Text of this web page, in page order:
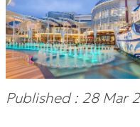
Published : 28 Mar